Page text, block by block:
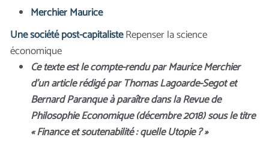
Merchier Maurice
Une société post-capitalisteRepenser la science
économique
Ce texte est le compte-rendu par Maurice Merchier
d’un article rédigé par Thomas Lagoarde-Segot et
Bernard Paranque à paraître dans la Revue de
Philosophie Economique (décembre 2018) sous le titre
« Finance et soutenabilité : quelle Utopie ? »